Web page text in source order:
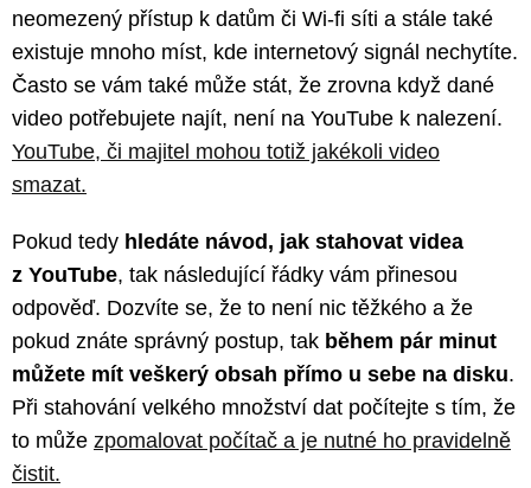
neomezený přístup k datům či Wi-fi síti a stále také
existuje mnoho míst, kde internetový signál nechytíte.
Často se vám také může stát, že zrovna když dané
video potřebujete najít, není na YouTube k nalezení.
YouTube, či majitel mohou totiž jakékoli video
smazat.
Pokud tedy hledáte návod, jak stahovat videa
z YouTube, tak následující řádky vám přinesou
odpověď. Dozvíte se, že to není nic těžkého a že
pokud znáte správný postup, tak během pár minut
můžete mít veškerý obsah přímo u sebe na disku.
Při stahování velkého množství dat počítejte s tím, že
to může zpomalovat počítač a je nutné ho pravidelně
čistit.